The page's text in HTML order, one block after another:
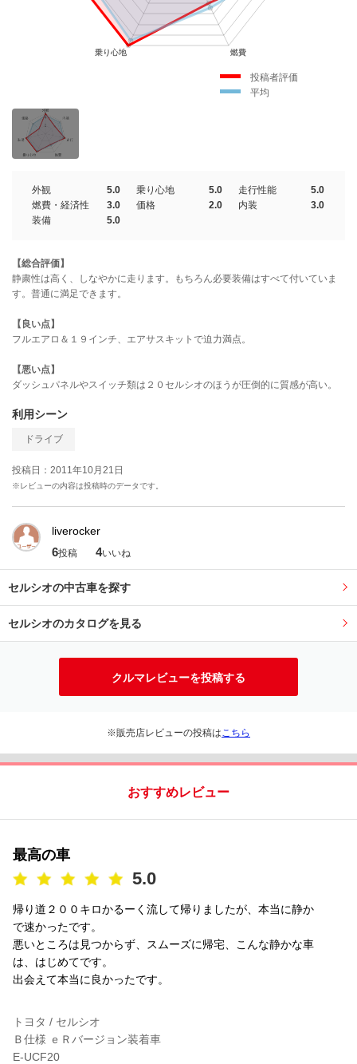
投稿者評価
平均
外観 5.0 乗り心地 5.0 走行性能
5.0
燃費・経済性
3.0 価格 2.0 内装
3.0
装備
5.0
【総合評価】
静粛性は高く、しなやかに走ります。もちろん必要装備はすべて付いていま
す。普通に満足できます。
【良い点】
フルエアロ＆１９インチ、エアサスキットで迫力満点。
【悪い点】
ダッシュパネルやスイッチ類は２０セルシオのほうが圧倒的に質感が高い。
利用シーン
ドライブ
投稿日：2011年10月21日
※レビューの内容は投稿時のデータです。
liverocker
6投稿 4いいね
セルシオの中古車を探す
セルシオのカタログを見る
クルマレビューを投稿する
※販売店レビューの投稿は こちら
おすすめレビュー
最高の車
5.0
帰り道２００キロかるーく流して帰りましたが、本当に静か
で速かったです。
悪いところは見つからず、スムーズに帰宅、こんな静かな車
は、はじめてです。
出会えて本当に良かったです。
トヨタ / セルシオ
Ｂ仕様 ｅＲバージョン装着車
E-UCF20